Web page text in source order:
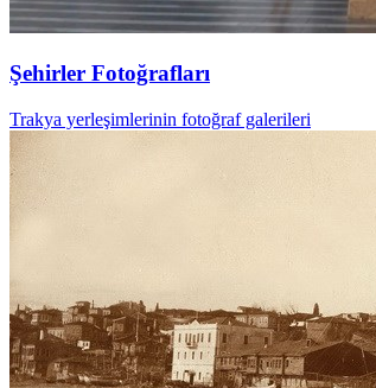
Şehirler Fotoğrafları
Trakya yerleşimlerinin fotoğraf galerileri